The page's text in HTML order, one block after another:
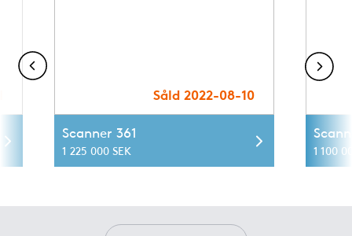
Såld 2022-08-10
Scanner 361
1 225 000 SEK 1 100